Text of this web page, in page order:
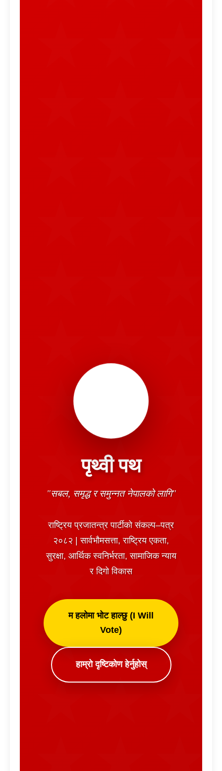
हलो
पृथ्वी पथ
"सबल, समृद्ध र समुन्नत नेपालको लागि"
राष्ट्रिय प्रजातन्त्र पार्टीको संकल्प–पत्र
२०८२ | सार्वभौमसत्ता, राष्ट्रिय एकता,
सुरक्षा, आर्थिक स्वनिर्भरता, सामाजिक न्याय
र दिगो विकास
म हलोमा भोट हाल्छु (I Will
Vote)
हाम्रो दृष्टिकोण हेर्नुहोस्